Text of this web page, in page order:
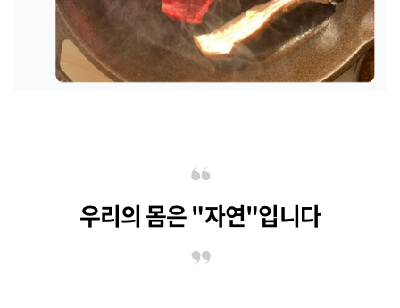
우리의 몸은 "자연"입니다